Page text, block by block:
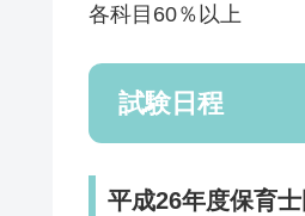
各科目60％以上
試験日程
平成26年度保育